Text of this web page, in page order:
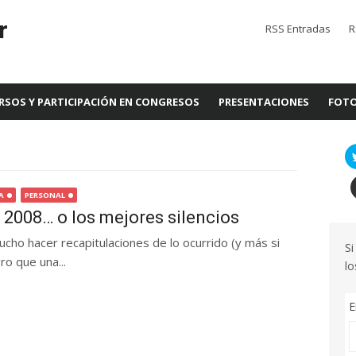
RSS Entradas
Y PARTICIPACIÓN EN CONGRESOS PRESENTACIONES
PERSONAL
o los mejores silencios
hacer recapitulaciones de lo ocurrido (y más si
que una...